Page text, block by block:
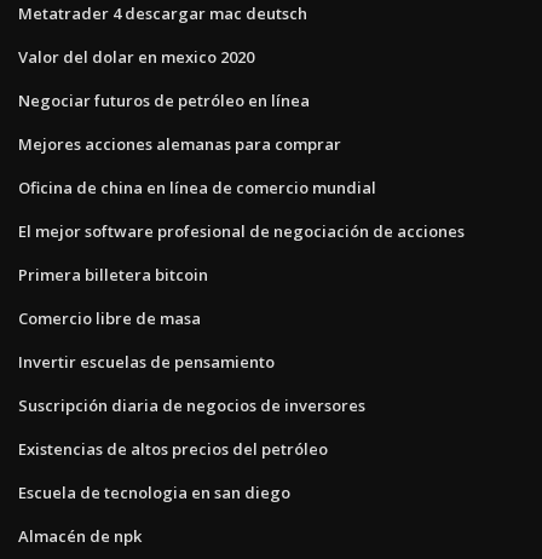
Metatrader 4 descargar mac deutsch
Valor del dolar en mexico 2020
Negociar futuros de petróleo en línea
Mejores acciones alemanas para comprar
Oficina de china en línea de comercio mundial
El mejor software profesional de negociación de acciones
Primera billetera bitcoin
Comercio libre de masa
Invertir escuelas de pensamiento
Suscripción diaria de negocios de inversores
Existencias de altos precios del petróleo
Escuela de tecnologia en san diego
Almacén de npk